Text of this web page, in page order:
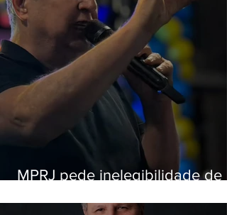
MPRJ pede inelegibilidade de